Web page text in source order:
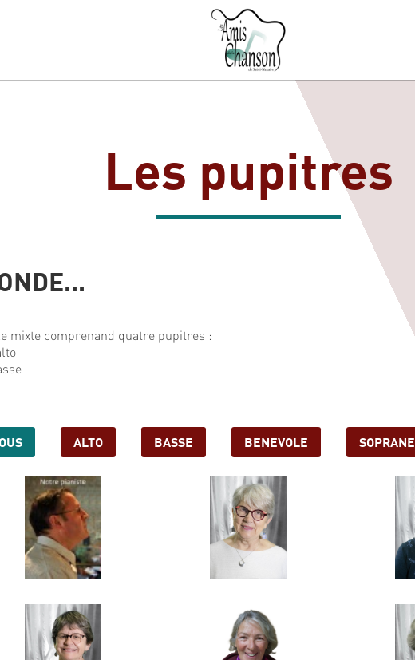
Les pupitres
mixte comprenand quatre pupitres :
ALTO BASSE BENEVOLE SOPRANE